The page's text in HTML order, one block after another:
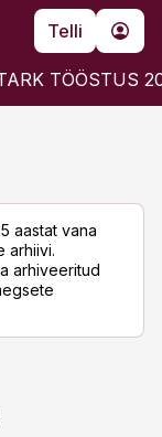
Telli
TÖÖSTUS
aastat vana
arhiivi.
arhiveeritud